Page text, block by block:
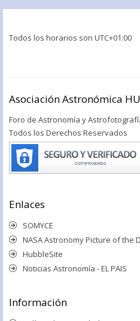
Todos los horarios son UTC+01:00
Asociación Astronómica
Foro de Astronomía y
Todos los Derechos Reservados
Enlaces
SOMYCE
NASA Astronomy Picture of the
HubbleSite
Noticias Astronomía - EL PAIS
Información